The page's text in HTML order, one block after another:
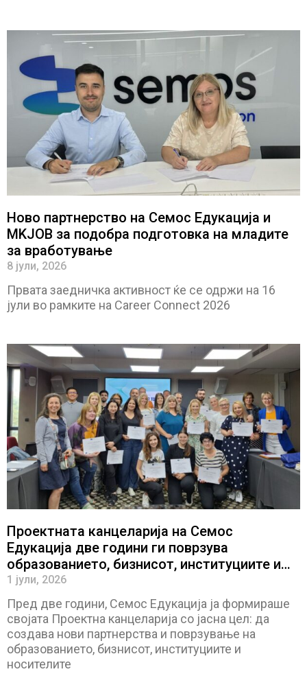
Ново партнерство на Семос Едукација и
MKJOB за подобра подготовка на младите
за вработување
8 јули, 2026
Првата заедничка активност ќе се одржи на 16
јули во рамките на Career Connect 2026
Проектната канцеларија на Семос
Едукација две години ги поврзува
образованието, бизнисот, институциите и
носителите на политики
1 јули, 2026
Пред две години, Семос Едукација ја формираше
својата Проектна канцеларија со јасна цел: да
создава нови партнерства и поврзување на
образованието, бизнисот, институциите и
носителите